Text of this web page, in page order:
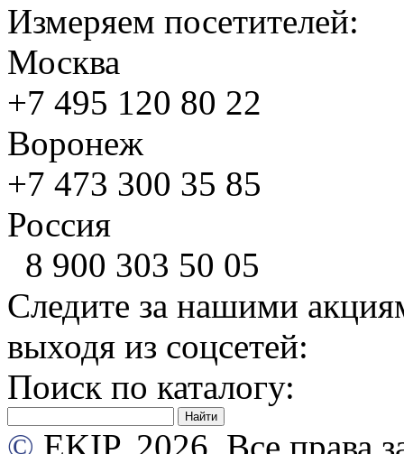
Измеряем посетителей:
Москва
+7 495 120 80 22
Воронеж
+7 473 300 35 85
Россия
8 900 303 50 05
Следите за нашими
выходя из соцсетей:
Поиск по каталогу:
© EKIP, 2026. Все права